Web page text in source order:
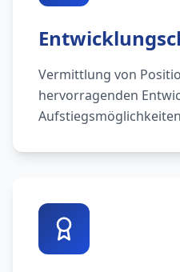
Vermittlung von
hervorragenden